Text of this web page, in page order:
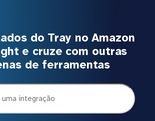
do Tray no Amazon
e cruze com outras
de ferramentas